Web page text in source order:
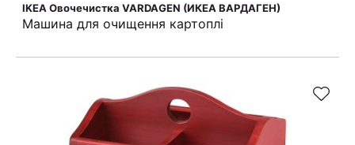
IKEA Овочечистка VARDAGEN (ИКЕА ВАРДАГЕН)
Машина для очищення картоплі